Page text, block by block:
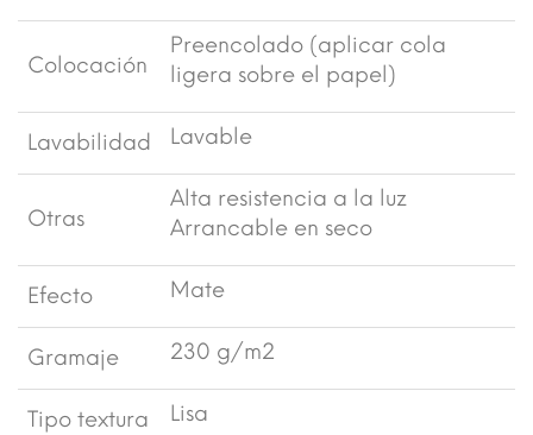
Colocación
Preencolado (aplicar cola
ligera sobre el papel)
Lavabilidad Lavable
Otras
Alta resistencia a la luz
Arrancable en seco
Efecto Mate
Gramaje 230 g/m2
Tipo textura Lisa